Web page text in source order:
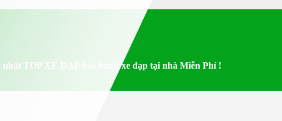
nhất TOP XE ĐẠP bảo hành xe đạp tại nhà Miễn Phí !